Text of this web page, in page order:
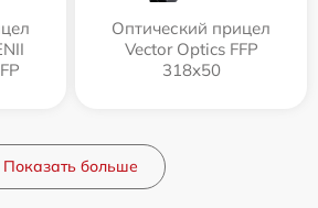
Оптический прицел
Vector Optics FFP
318x50
Показать больше